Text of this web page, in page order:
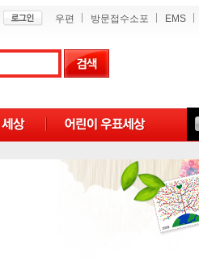
우편 방문접수소포 EMS